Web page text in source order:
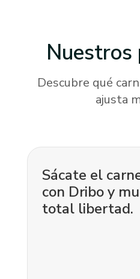
Nuestros
Descubre qué
ajusta
Sácate el
con Dribo y
total libertad.